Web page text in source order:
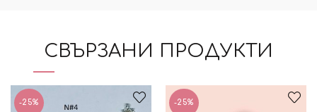
СВЪРЗАНИ ПРОДУКТИ
-25% -25%